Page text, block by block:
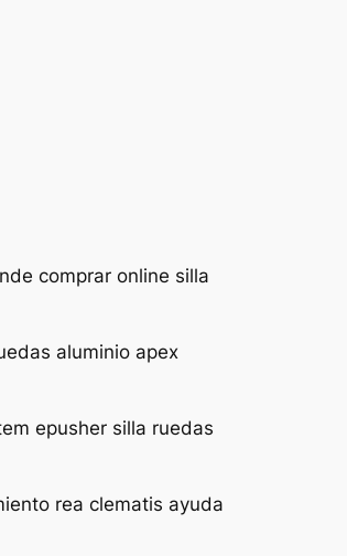
comprar online silla
aluminio apex
epusher silla ruedas
rea clematis ayuda